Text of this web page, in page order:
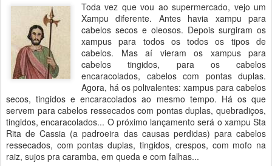
Toda vez que vou ao supermercado, vejo um
Xampu diferente. Antes havia xampu para
cabelos secos e oleosos. Depois surgiram os
xampus para todos os todos os tipos de
cabelos. Mas aí vieram os xampus para
cabelos tingidos, para os cabelos
encaracolados, cabelos com pontas duplas.
Agora, há os polivalentes: xampus para cabelos
secos, tingidos e encaracolados ao mesmo tempo. Há os que
servem para cabelos ressecados com pontas duplas, quebradiços,
tingidos, encaracolados... O próximo lançamento será o xampu Sta
Rita de Cassia (a padroeira das causas perdidas) para cabelos
ressecados, com pontas duplas, tingidos, crespos, com mofo na
raiz, sujos pra caramba, em queda e com falhas...